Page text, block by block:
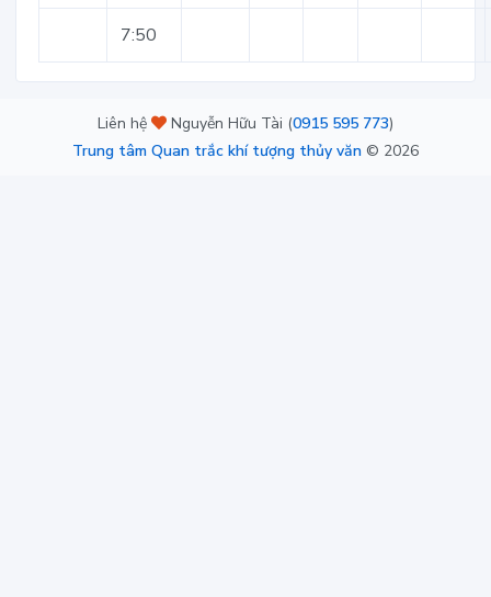
7:50
Liên hệ Nguyễn Hữu Tài (0915 595 773)
Trung tâm Quan trắc khí tượng thủy văn © 2026